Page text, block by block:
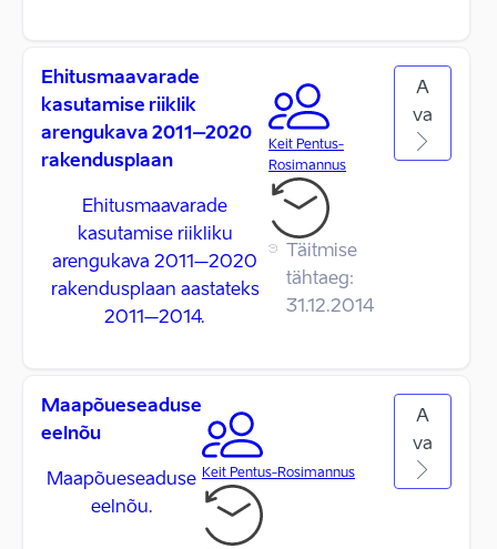
Ehitusmaavarade
kasutamise riiklik
arengukava 2011–2020
rakendusplaan
Ehitusmaavarade
kasutamise riikliku
arengukava 2011–2020
rakendusplaan aastateks
2011–2014.
Keit Pentus-
Rosimannus
Täitmise
tähtaeg:
31.12.2014
A
va
Maapõueseaduse
eelnõu
Maapõueseaduse
eelnõu.
Keit Pentus-Rosimannus
A
va